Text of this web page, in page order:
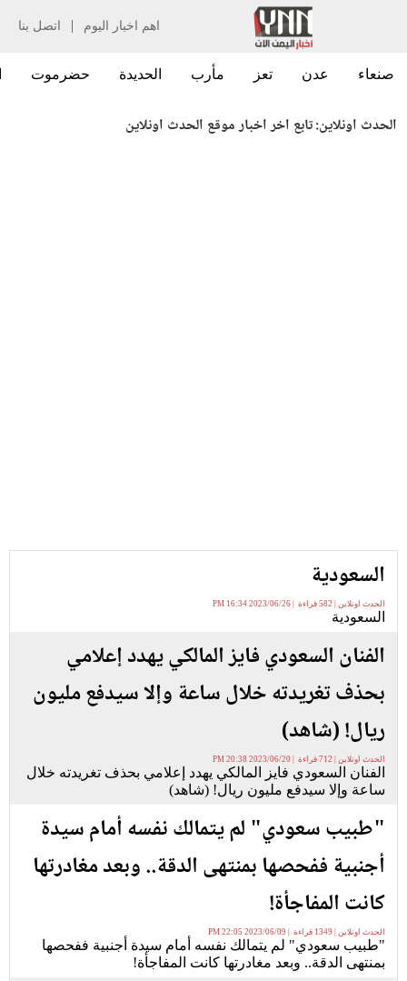
اهم اخبار اليوم | اتصل بنا
صنعاء عدن تعز مأرب الحديدة حضرموت
الحدث اونلاين:تابع اخر اخبار موقع الحدث اونلاين
السعودية
الحدث اونلاين | 582 قراءة | 2023/06/26 16:34 PM
السعودية
الفنان السعودي فايز المالكي يهدد إعلامي
بحذف تغريدته خلال ساعة وإلا سيدفع مليون
ريال! (شاهد)
الحدث اونلاين | 712 قراءة | 2023/06/20 20:38 PM
الفنان السعودي فايز المالكي يهدد إعلامي بحذف تغريدته خلال
ساعة وإلا سيدفع مليون ريال! (شاهد)
"طبيب سعودي" لم يتمالك نفسه أمام سيدة
أجنبية ففحصها بمنتهى الدقة.. وبعد مغادرتها
كانت المفاجأة!
الحدث اونلاين | 1349 قراءة | 2023/06/09 22:05 PM
"طبيب سعودي" لم يتمالك نفسه أمام سيدة أجنبية ففحصها
بمنتهى الدقة.. وبعد مغادرتها كانت المفاجأة!